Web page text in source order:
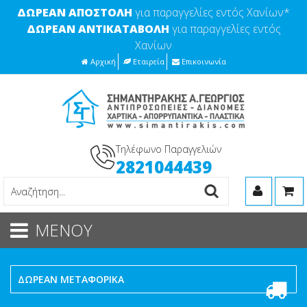
ΔΩΡΕΑΝ ΑΠΟΣΤΟΛΗ για παραγγελίες εντός Χανίων*
ΔΩΡΕΑΝ ΑΝΤΙΚΑΤΑΒΟΛΗ για παραγγελίες εντός
Χανίων
Αρχική Εταιρεία Επικοινωνία
Τηλέφωνο Παραγγελιών
2821044439
ΜΕΝΟΥ
ΔΩΡΕΑΝ ΜΕΤΑΦΟΡΙΚΑ